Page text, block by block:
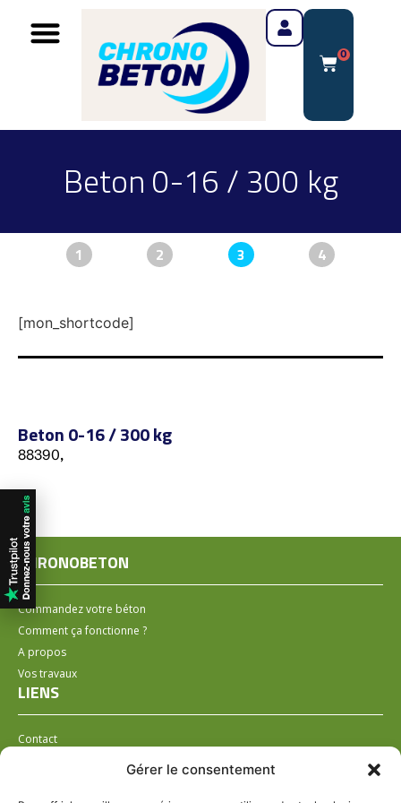
Gérer le consentement
0
Beton 0-16 / 300 kg
1 2 3 4
[mon_shortcode]
Beton 0-16 / 300 kg
88390,
CHRONOBETON
Commandez votre béton
Comment ça fonctionne ?
A propos
Vos travaux
LIENS
Contact